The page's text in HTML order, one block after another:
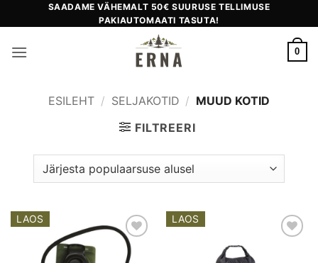
to
SAADAME VÄHEMALT 50€ SUURUSE TELLIMUSE
PAKIAUTOMAATI TASUTA!
0
ESILEHT / SELJAKOTID / MUUD KOTID
FILTREERI
LAOS
Add to
wishlist
LAOS